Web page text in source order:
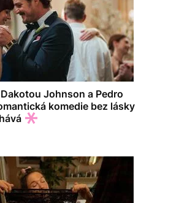
Johnson a Pedro
komedie bez lásky